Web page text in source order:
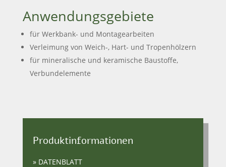
Anwendungsgebiete
für Werkbank- und Montagearbeiten
Verleimung von Weich-, Hart- und Tropenhölzern
für mineralische und keramische Baustoffe,
Verbundelemente
Produktinformationen
» DATENBLATT